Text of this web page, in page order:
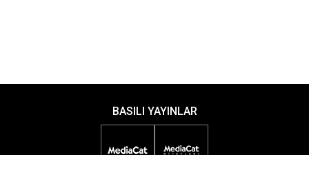
BASILI YAYINLAR